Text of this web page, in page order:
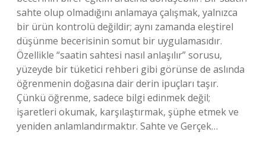
sahte olup olmadığını anlamaya çalışmak, yalnızca
bir ürün kontrolü değildir; aynı zamanda eleştirel
düşünme becerisinin somut bir uygulamasıdır.
Özellikle “saatin sahtesi nasıl anlaşılır” sorusu,
yüzeyde bir tüketici rehberi gibi görünse de aslında
öğrenmenin doğasına dair derin ipuçları taşır.
Çünkü öğrenme, sadece bilgi edinmek değil;
işaretleri okumak, karşılaştırmak, şüphe etmek ve
yeniden anlamlandırmaktır. Sahte ve Gerçek…